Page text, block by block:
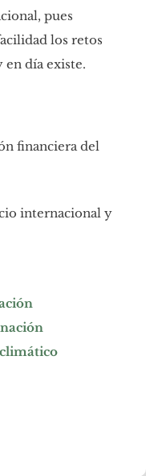
pues
los retos
día existe.
financiera del
internacional y